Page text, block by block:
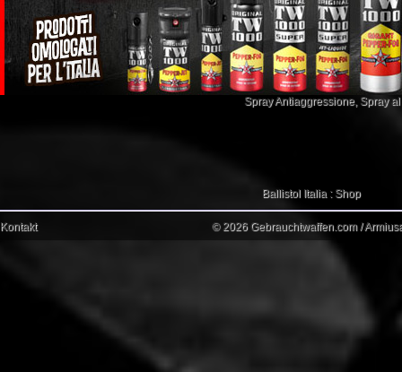
Spray Antiaggressione, Spray
Ballistol Italia : Shop
Kontakt © 2026 Gebrauchtwaffen.com /